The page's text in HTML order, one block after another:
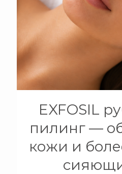
EXFOSIL
пилинг —
кожи и